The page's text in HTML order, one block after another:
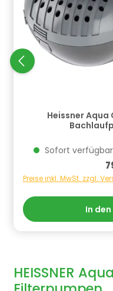
Heissner
Sofort
Preise inkl. MwSt. zzgl.
In
HEISSNER